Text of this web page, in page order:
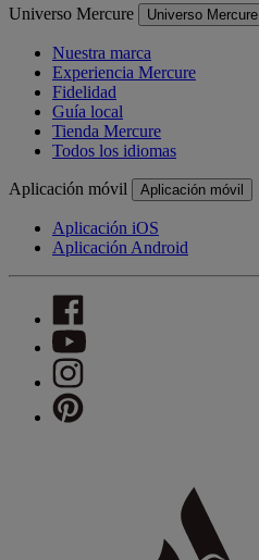
Universo Mercure Universo Mercure
Nuestra marca
Experiencia Mercure
Fidelidad
Guía local
Tienda Mercure
Todos los idiomas
Aplicación móvil Aplicación móvil
Aplicación iOS
Aplicación Android